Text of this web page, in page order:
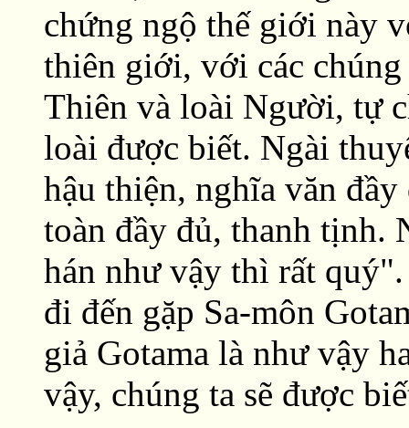
chứng ngộ thế giới này
thiên giới, với các
Thiên và loài Người, tự
loài được biết. Ngài
hậu thiện, nghĩa văn
toàn đầy đủ, thanh tịnh.
hán như vậy thì rất
đi đến gặp Sa-môn
giả Gotama là như vậy
vậy, chúng ta sẽ được